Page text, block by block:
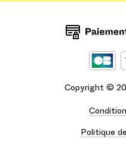
Copyright ©
Politique